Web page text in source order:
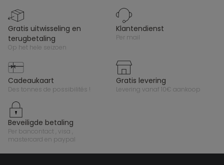
gratis uitwisseling en
terugbetaling
op het hele seizoen
klantendienst
per mail
cadeaukaart
des tonnes de possibilités !
gratis levering
levering vanaf 10€ aankoop
beveiligde betaling
per bancontact , visa ,
mastercard en paypal